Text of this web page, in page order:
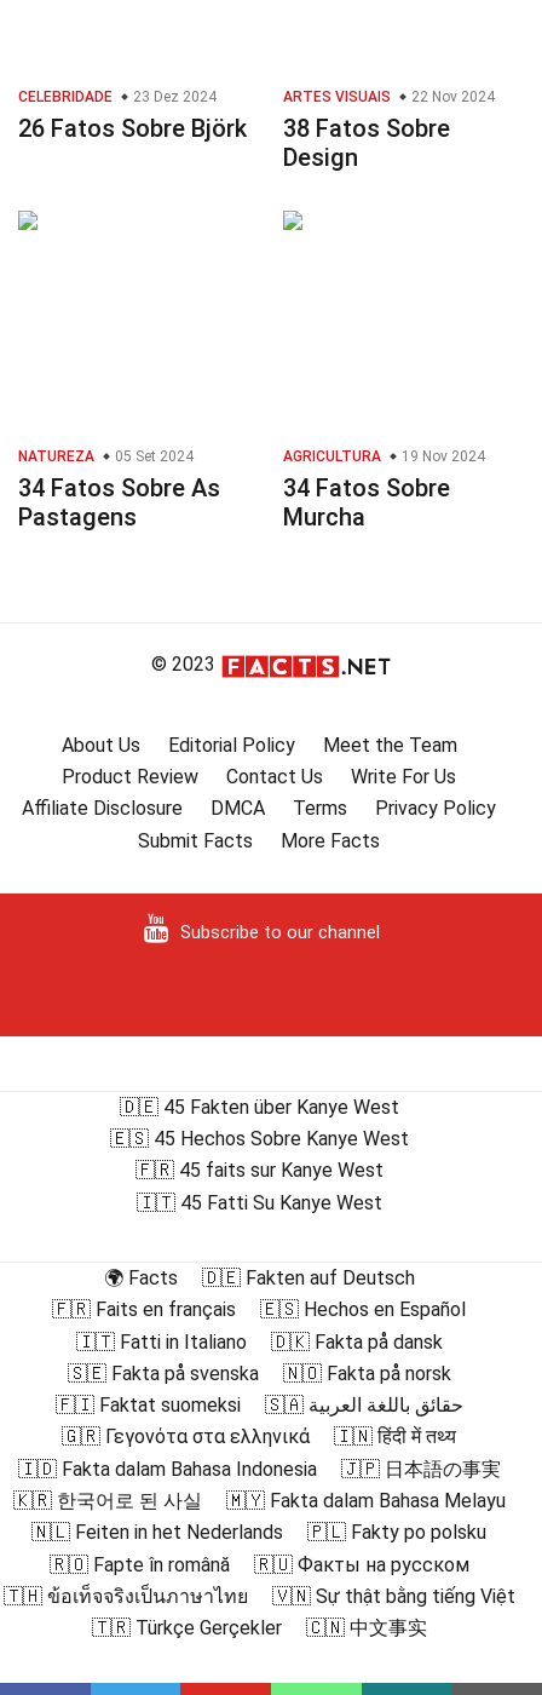
CELEBRIDADE 23 Dez 2024
26 Fatos Sobre Björk
ARTES VISUAIS 22 Nov 2024
38 Fatos Sobre
Design
NATUREZA 05 Set 2024
34 Fatos Sobre As
Pastagens
AGRICULTURA 19 Nov 2024
34 Fatos Sobre
Murcha
© 2023
About Us Editorial Policy
Meet the Team
Product Review
Contact Us
Write For Us
Affiliate Disclosure
DMCA Terms
Privacy Policy
Submit Facts
More Facts
Subscribe to our channel
🇩🇪 45 Fakten über Kanye West
🇪🇸 45 Hechos Sobre Kanye West
🇫🇷 45 faits sur Kanye West
🇮🇹 45 Fatti Su Kanye West
🌍 Facts
🇩🇪 Fakten auf Deutsch
🇫🇷 Faits en français
🇪🇸 Hechos en Español
🇮🇹 Fatti in Italiano
🇩🇰 Fakta på dansk
🇸🇪 Fakta på svenska
🇳🇴 Fakta på norsk
🇫🇮 Faktat suomeksi
🇸🇦 حقائق باللغة العربية
🇬🇷 Γεγονότα στα ελληνικά
🇮🇳 हिंदी में तथ्य
🇮🇩 Fakta dalam Bahasa Indonesia
🇯🇵 日本語の事実
🇰🇷 한국어로 된 사실
🇲🇾 Fakta dalam Bahasa Melayu
🇳🇱 Feiten in het Nederlands
🇵🇱 Fakty po polsku
🇷🇴 Fapte în română
🇷🇺 Факты на русском
🇹🇭 ข้อเท็จจริงเป็นภาษาไทย
🇻🇳 Sự thật bằng tiếng Việt
🇹🇷 Türkçe Gerçekler
🇨🇳 中文事实